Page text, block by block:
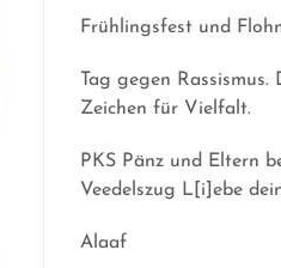
Frühlingsfest und
Tag gegen
Zeichen für Vielfalt.
PKS Pänz und Eltern
Veedelszug L[i]ebe
Alaaf